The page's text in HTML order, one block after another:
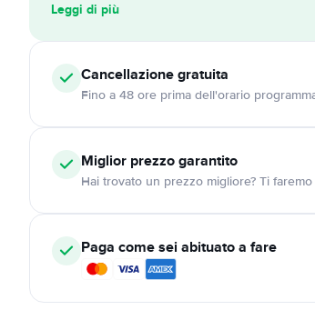
Leggi di più
Cancellazionegratuita
Fino a 48 ore prima dell'orario
Miglior prezzo garantito
Hai trovato un prezzo migliore? Ti
Paga come sei abituato a fare